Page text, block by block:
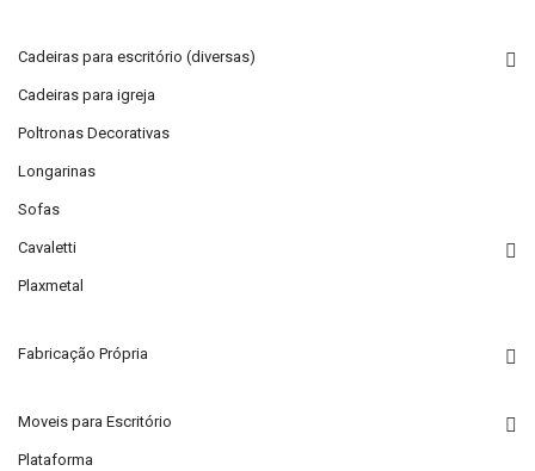
Cadeiras para escritório (diversas)
Cadeiras para igreja
Poltronas Decorativas
Longarinas
Sofas
Cavaletti
Plaxmetal
Fabricação Própria
Moveis para Escritório
Plataforma